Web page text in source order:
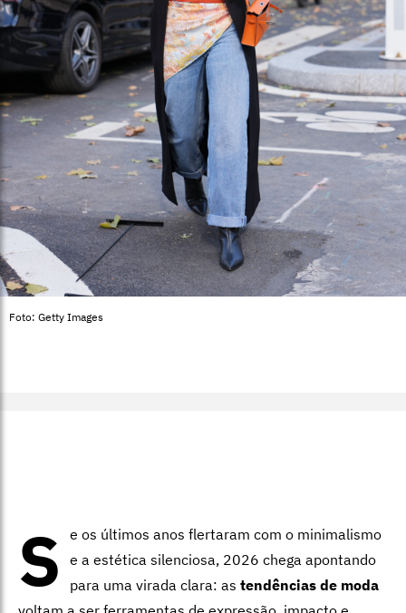
Foto: Getty Images
S
e os últimos anos flertaram com o minimalismo
e a estética silenciosa, 2026 chega apontando
para uma virada clara: as tendências de moda